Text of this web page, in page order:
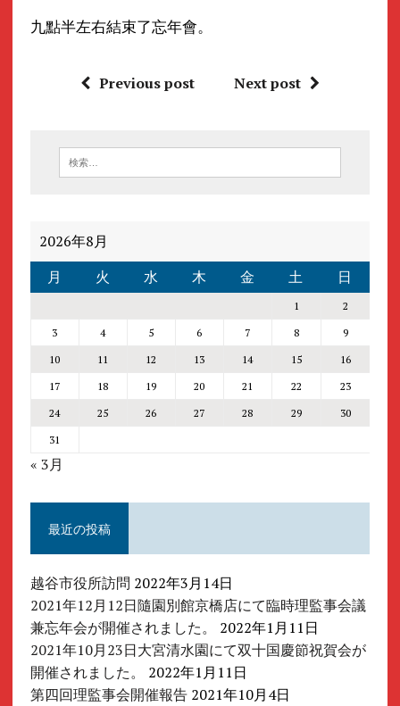
九點半左右結束了忘年會。
Previous post Next post
2026年8月
月
火 水 木 金 土 日
1
2
3
4 5 6 7 8
9
10
11 12 13 14 15
16
17
18 19 20 21 22
23
24
25 26 27 28 29
30
31
« 3月
最近の投稿
越谷市役所訪問 2022年3月14日
2021年12月12日隨園別館京橋店にて臨時理監事会議
兼忘年会が開催されました。
2022年1月11日
2021年10月23日大宮清水園にて双十国慶節祝賀会が
開催されました。
2022年1月11日
第四回理監事会開催報告 2021年10月4日